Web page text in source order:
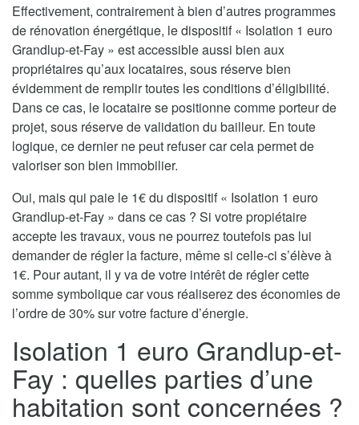
Effectivement, contrairement à bien d’autres programmes
de rénovation énergétique, le dispositif « Isolation 1 euro
Grandlup-et-Fay » est accessible aussi bien aux
propriétaires qu’aux locataires, sous réserve bien
évidemment de remplir toutes les conditions d’éligibilité.
Dans ce cas, le locataire se positionne comme porteur de
projet, sous réserve de validation du bailleur. En toute
logique, ce dernier ne peut refuser car cela permet de
valoriser son bien immobilier.
Oui, mais qui paie le 1€ du dispositif « Isolation 1 euro
Grandlup-et-Fay » dans ce cas ? Si votre propiétaire
accepte les travaux, vous ne pourrez toutefois pas lui
demander de régler la facture, même si celle-ci s’élève à
1€. Pour autant, il y va de votre intérêt de régler cette
somme symbolique car vous réaliserez des économies de
l’ordre de 30% sur votre facture d’énergie.
Isolation 1 euro Grandlup-et-
Fay : quelles parties d’une
habitation sont concernées ?